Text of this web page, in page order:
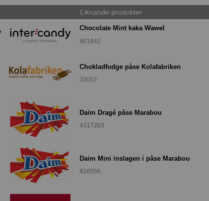
Liknande produkter
Chocolate Mint kaka Wawel
901842
Chokladfudge påse Kolafabriken
33057
Daim Dragé påse Marabou
4317263
Daim Mini inslagen i påse Marabou
916556